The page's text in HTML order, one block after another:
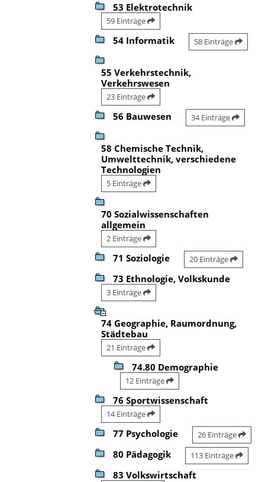
53 Elektrotechnik
59 Einträge
54 Informatik 58 Einträge
55 Verkehrstechnik,
Verkehrswesen
23 Einträge
56 Bauwesen 34 Einträge
58 Chemische Technik,
Umwelttechnik, verschiedene
Technologien
5 Einträge
70 Sozialwissenschaften
allgemein
2 Einträge
71 Soziologie 20 Einträge
73 Ethnologie, Volkskunde
3 Einträge
74 Geographie, Raumordnung,
Städtebau
21 Einträge
74.80 Demographie
12 Einträge
76 Sportwissenschaft
14 Einträge
77 Psychologie 26 Einträge
80 Pädagogik 113 Einträge
83 Volkswirtschaft